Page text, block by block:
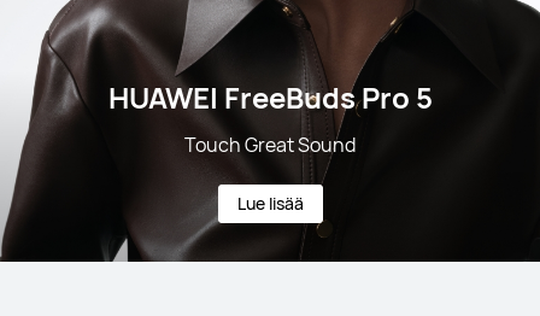
HUAWEI FreeBuds Pro 5
Touch Great Sound
Lue lisää